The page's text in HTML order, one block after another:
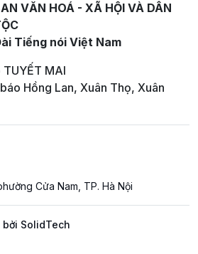
VĂN HOÁ - XÃ HỘI VÀ DÂN
Tiếng nói Việt Nam
MAI
Hồng Lan, Xuân Thọ, Xuân
Cửa Nam, TP. Hà Nội
SolidTech